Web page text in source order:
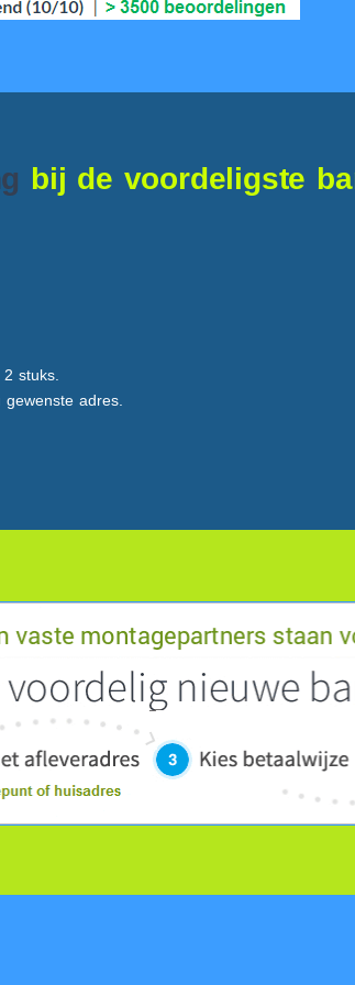
bij de voordeligste
stuks.
adres.